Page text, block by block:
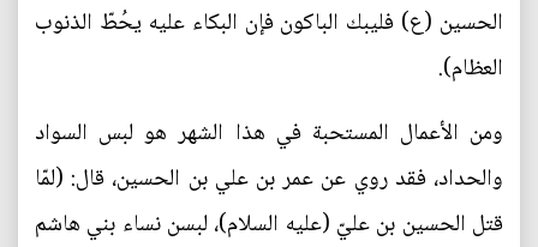
الحسين (ع) فليبك الباكون فإن البكاء عليه يحُطّ الذنوب
العظام).
ومن الأعمال المستحبة في هذا الشهر هو لبس السواد
والحداد، فقد روي عن عمر بن علي بن الحسين، قال: (لمّا
قتل الحسين بن عليّ (عليه السلام)، لبسن نساء بني هاشم